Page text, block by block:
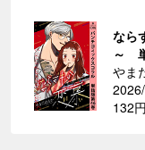
なら
～
やま
132